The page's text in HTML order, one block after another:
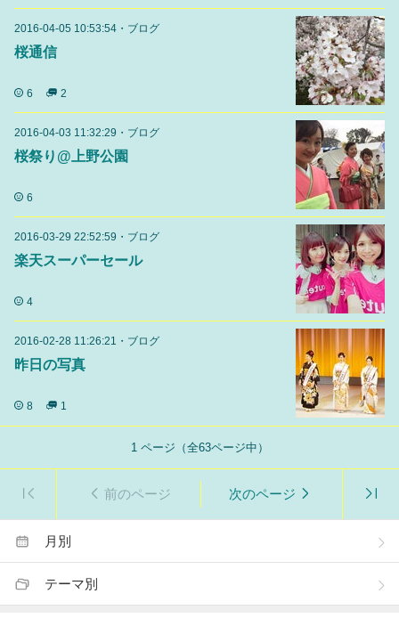
2016-04-05 10:53:54 ・ ブログ
桜通信
6 2
2016-04-03 11:32:29 ・ ブログ
桜祭り@上野公園
6
2016-03-29 22:52:59 ・ ブログ
楽天スーパーセール
4
2016-02-28 11:26:21 ・ ブログ
昨日の写真
8 1
1ページ（全63ページ中）
前のページ 次のページ
月別
テーマ別